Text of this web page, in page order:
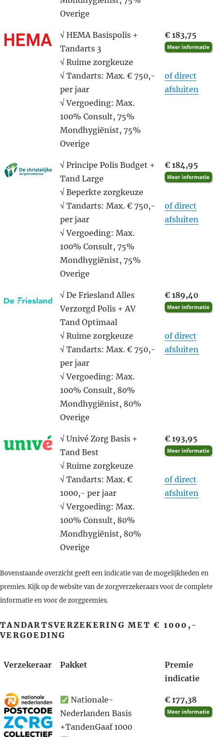
Overige
√ HEMA Basispolis +
Tandarts 3
√ Ruime zorgkeuze
√ Tandarts: Max. € 750,-
per jaar
√ Vergoeding: Max.
100% Consult, 75%
Mondhygiënist, 75%
Overige
€ 183,75
of direct
afsluiten
√ Principe Polis Budget +
Tand Large
√ Beperkte zorgkeuze
√ Tandarts: Max. € 750,-
per jaar
√ Vergoeding: Max.
100% Consult, 75%
Mondhygiënist, 75%
Overige
€ 184,95
of direct
afsluiten
√ De Friesland Alles
Verzorgd Polis + AV
Tand Optimaal
√ Ruime zorgkeuze
√ Tandarts: Max. € 750,-
per jaar
√ Vergoeding: Max.
100% Consult, 80%
Mondhygiënist, 80%
Overige
€ 189,40
of direct
afsluiten
√ Univé Zorg Basis +
Tand Best
√ Ruime zorgkeuze
√ Tandarts: Max. €
1000,- per jaar
√ Vergoeding: Max.
100% Consult, 80%
Mondhygiënist, 80%
Overige
€ 193,95
of direct
afsluiten
Bovenstaande overzicht geeft een indicatie van de mogelijkheden en
premies. Kijk op de website van de zorgverzekeraars voor de complete
informatie en voor de zorgpremies.
TANDARTSVERZEKERING MET € 1000,-
VERGOEDING
Verzekeraar Pakket
Premie
indicatie
Nationale-
Nederlanden Basis
+TandenGaaf 1000
€ 177,38